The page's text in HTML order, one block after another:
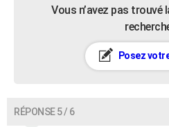
Vous n’avez pas trouvé
Posez
RÉPONSE 5 / 6